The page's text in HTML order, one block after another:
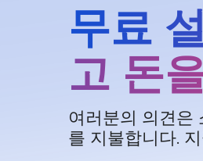
무료
고 돈
여러분의 의견은
를 지불합니다.